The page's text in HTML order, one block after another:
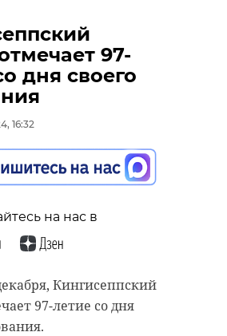
97-
дня своего
16:32
на нас в
Кингисеппский
97-летие со дня